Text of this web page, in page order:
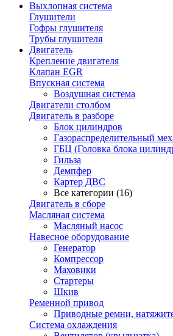
Выхлопная система
Глушители
Гофры глушителя
Трубы глушителя
Двигатель
Крепление двигателя
Клапан EGR
Впускная система
Воздушная система
Двигатели столбом
Двигатель в разборе
Блок цилиндров
Газораспределительный
ГБЦ (Головка блока
Гильза
Демпфер
Картер ДВС
Все категории (16)
Двигатель в сборе
Масляная система
Масляный насос
Навесное оборудование
Генератор
Компрессор
Маховики
Стартеры
Шкив
Ременной привод
Приводные ремни,
Система охлаждения